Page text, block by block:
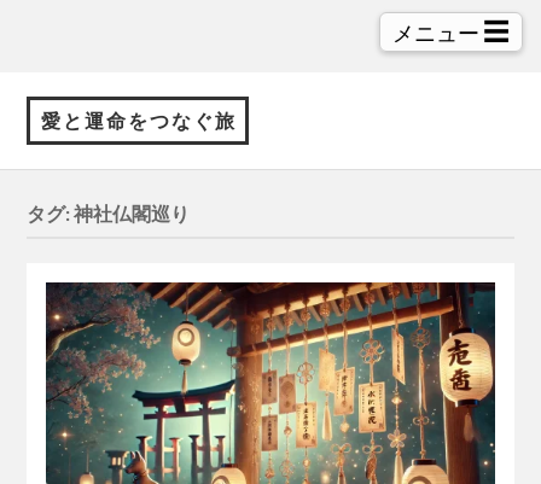
愛と運命をつなぐ旅
メニュー ☰
タグ:神社仏閣巡り